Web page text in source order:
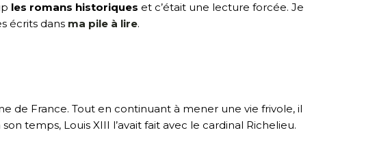
les romans historiques et c’était une lecture forcée. Je
écrits dans ma pile à lire.
de France. Tout en continuant à mener une vie frivole, il
temps, Louis XIII l’avait fait avec le cardinal Richelieu.